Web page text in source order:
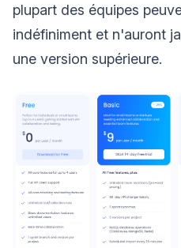
plupart des équipes
indéfiniment et n'auront
une version supérieure.